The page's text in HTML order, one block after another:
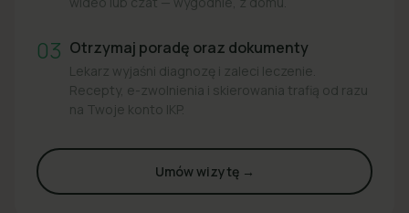
03 Otrzymaj poradę oraz dokumenty
Lekarz wyjaśni diagnozę i zaleci leczenie.
Recepty, e-zwolnienia i skierowania trafią od razu
na Twoje konto IKP.
Umów wizytę →